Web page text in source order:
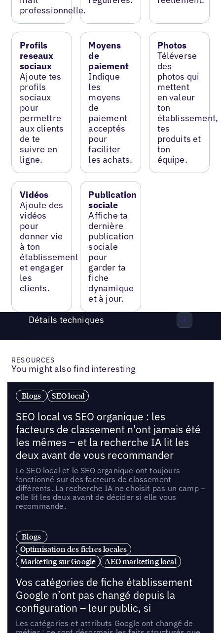
professionnelle.
Profils
reseaux
sociaux
Ajoute tes
profils
sociaux
pour
permettre
aux clients
de te
suivre en
ligne.
Moyens
de
paiement
Indique
les
moyens
de
paiement
acceptés
pour
faciliter
les achats.
Photos
Téléverse
des
photos qui
mettent
en valeur
ton
établissement,
tes
produits et
ton
équipe.
Vidéos
Ajoute des
vidéos
pour
donner vie
à ton
établissement
et engager
les
clients.
Publication
sociale
Affiche ta
dernière
publication
sociale
pour
garder ta
fiche
dynamique
et à jour.
Détails techniques
RESOURCES
You might also find interesting
Blogs SEO local
SEO local vs SEO organique : les
facteurs de classement n’ont jamais été
les mêmes – et la recherche IA lit les
deux avant de vous recommander
Le SEO local et le SEO organique ont toujours
fonctionné sur des facteurs de classement
différents. La recherche IA ne choisit pas un camp –
elle lit les deux avant de décider si elle vous
recommande.
Blogs
Optimisation des fiches locales
Marketing sur Google
AEO marketing local
Vos catégories de fiche établissement
Google n’ont pas changé depuis la
configuration – leur public, si
Les catégories et attributs Google ont changé de